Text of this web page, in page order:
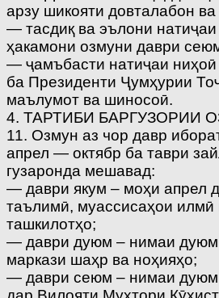
арзу шикояти довталабон
— тасдиқ ва эълони
ҳакамони озмуни даври
— ҷамъбасти натиҷаи
ба Президенти Ҷумҳурии
маълумот ва шиносоӣ.
4. ТАРТИБИ БАРГУЗОРИИ
11. Озмун аз чор давр
апрел — октябр ба таври
гузаронда мешавад:
— даври якум – моҳи апрел
таълимӣ, муассисаҳои илмӣ
ташкилотҳо;
— даври дуюм – нимаи
маркази шаҳр ва ноҳияҳо;
— даври сеюм – нимаи